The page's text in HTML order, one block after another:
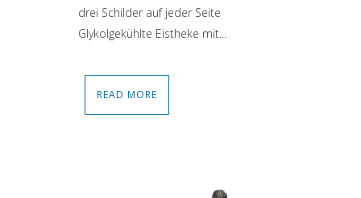
drei Schilder auf jeder Seite
Glykolgekühlte Eistheke mit...
READ MORE